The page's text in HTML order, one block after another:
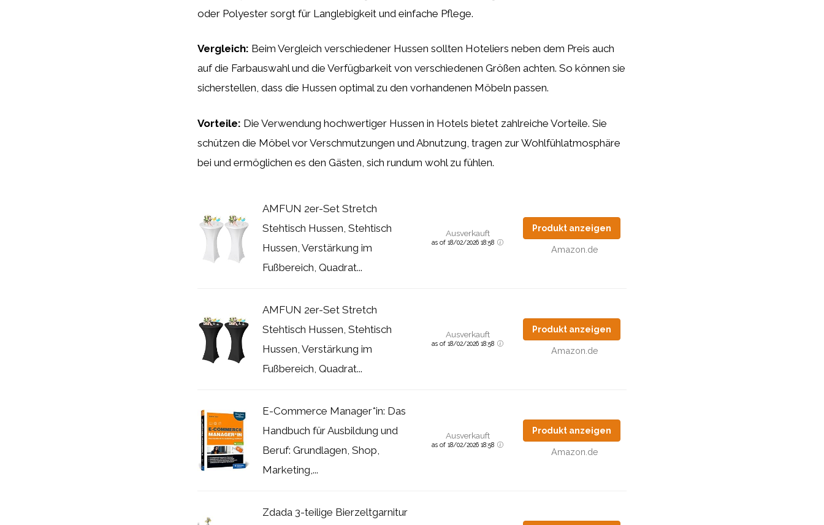
oder Polyester sorgt für Langlebigkeit und einfache Pflege.
Vergleich: Beim Vergleich verschiedener Hussen sollten Hoteliers neben dem Preis auch
auf die Farbauswahl und die Verfügbarkeit von verschiedenen Größen achten. So können sie
sicherstellen, dass die Hussen optimal zu den vorhandenen Möbeln passen.
Vorteile: Die Verwendung hochwertiger Hussen in Hotels bietet zahlreiche Vorteile. Sie
schützen die Möbel vor Verschmutzungen und Abnutzung, tragen zur Wohlfühlatmosphäre
bei und ermöglichen es den Gästen, sich rundum wohl zu fühlen.
AMFUN 2er-Set Stretch
Stehtisch Hussen, Stehtisch
Hussen, Verstärkung im
Fußbereich, Quadrat...
Ausverkauft
as of 18/02/2026 18:58
Produkt anzeigen
Amazon.de
AMFUN 2er-Set Stretch
Stehtisch Hussen, Stehtisch
Hussen, Verstärkung im
Fußbereich, Quadrat...
Ausverkauft
as of 18/02/2026 18:58
Produkt anzeigen
Amazon.de
E-Commerce Manager*in: Das
Handbuch für Ausbildung und
Beruf: Grundlagen, Shop,
Marketing,...
Ausverkauft
as of 18/02/2026 18:58
Produkt anzeigen
Amazon.de
Zdada 3-teilige Bierzeltgarnitur